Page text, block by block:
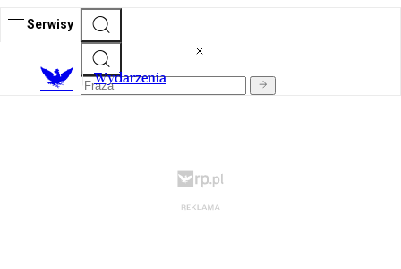
Serwisy
Wydarzenia